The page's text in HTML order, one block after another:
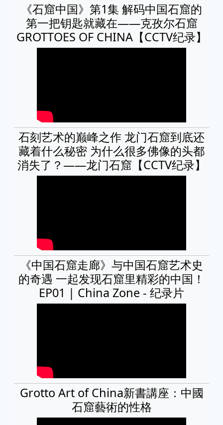
《石窟中国》第1集 解码中国石窟的
第一把钥匙就藏在——克孜尔石窟
GROTTOES OF CHINA【CCTV纪录】
石刻艺术的巅峰之作 龙门石窟到底还
藏着什么秘密 为什么很多佛像的头都
消失了？——龙门石窟【CCTV纪录】
《中国石窟走廊》与中国石窟艺术史
的奇遇 一起发现石窟里精彩的中国！
EP01 | China Zone - 纪录片
Grotto Art of China新書講座：中國
石窟藝術的性格